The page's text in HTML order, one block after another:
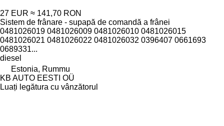
27 EUR ≈ 141,70 RON
Sistem de frânare - supapă de comandă a frânei
0481026019 0481026009 0481026010 0481026015
0481026021 0481026022 0481026032 0396407 0661693
0689331...
diesel
Estonia, Rummu
KB AUTO EESTI OÜ
Luați legătura cu vânzătorul